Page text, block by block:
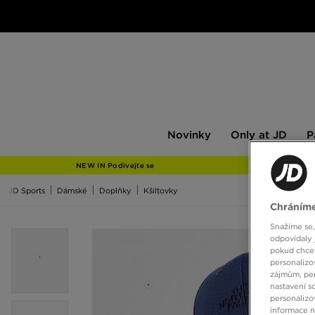
Novinky
JD
Only at JD
NEW IN Podívejte se
JD Sports Dámské Doplňky Kšiltovky
Snažíme
odpovídaly
pokud
zájmům,
nastavení
informace